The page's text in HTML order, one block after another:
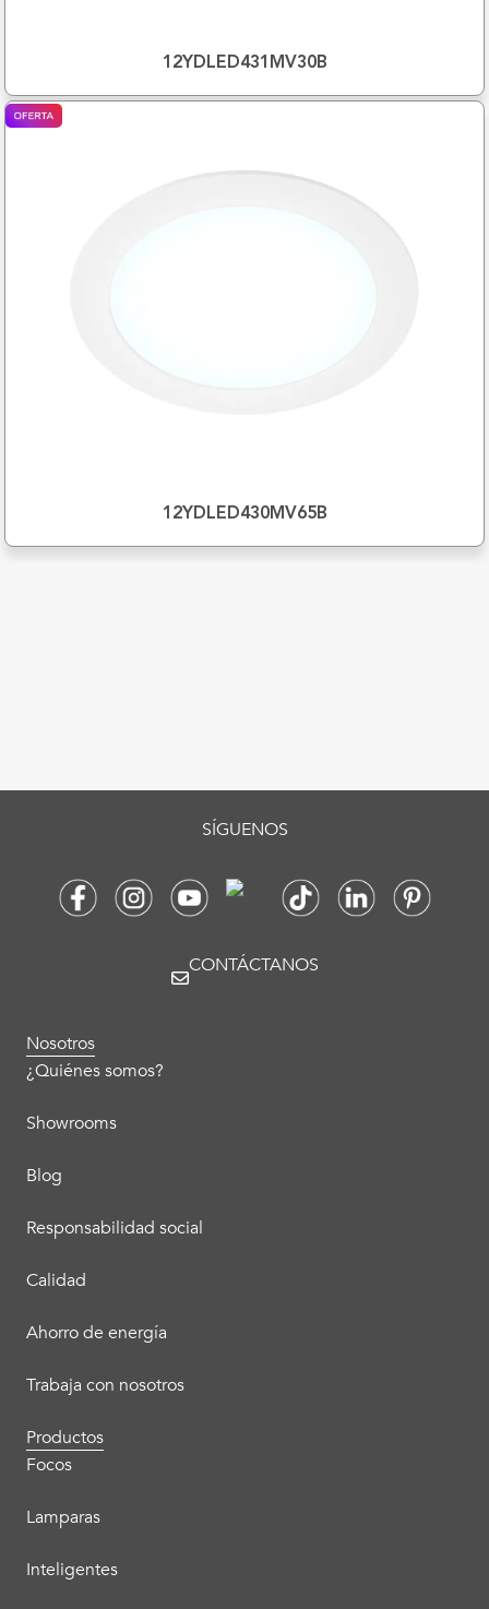
12YDLED431MV30B
12YDLED430MV65B
Nosotros
¿Quiénes somos?
Showrooms
Blog
Responsabilidad social
Calidad
Ahorro de energía
Trabaja con nosotros
Productos
Focos
Lamparas
Inteligentes
SÍGUENOS
CONTÁCTANOS